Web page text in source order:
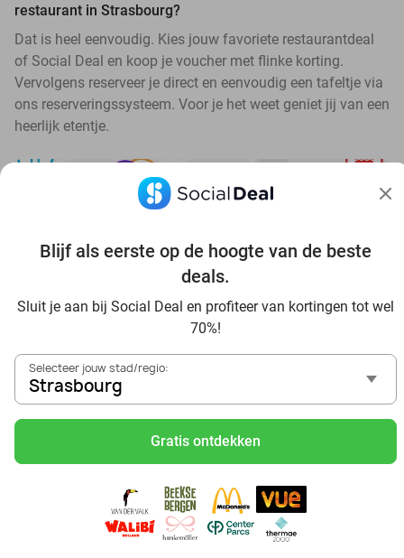
Blijf als eerste op de hoogte van de beste
deals.
Sluit je aan bij Social Deal en profiteer van kortingen tot wel
70%!
Selecteer jouw stad/regio:
Strasbourg
Gratis ontdekken
restaurant in Strasbourg?
Dat is heel eenvoudig. Kies jouw favoriete restaurantdeal
of Social Deal en koop je voucher met flinke korting.
Vervolgens reserveer je direct en eenvoudig een tafeltje via
ons reserveringssysteem. Voor je het weet geniet jij van een
heerlijk etentje.
Ontdek alle topdeals in jouw omgeving
Visitez Eauzone SPA à prix réduit à Strasbourg
Allez au spa à Strasbourg et ses environs
Petit-déjeuner et lunch à Strasbourg
Mangez des sushis à Strasbourg